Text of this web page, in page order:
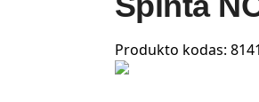
Produkto kodas: